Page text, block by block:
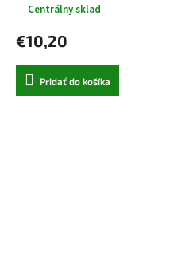
Centrálny sklad
€10,20
Pridať do košíka